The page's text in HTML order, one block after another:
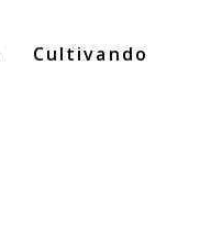
Cultivando